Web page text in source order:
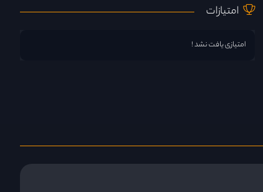
امتیازات
امتیازی یافت نشد !